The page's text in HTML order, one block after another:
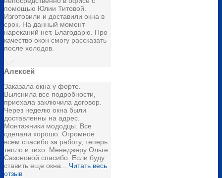
помощью Юлии Титовой.
Изготовили и доставили окна в
срок. На данный момент
нареканий нет. Благодарю. Про
качество окон смогу рассказать
после холодов.
Алексей
Заказала окна у форте.
Выяснила все подробности,
приехала заключила договор.
Через неделю окна были
доставленны на адрес.
Монтажники мододцы. Все
сделали хорошо. Огромное
всем спасибо за работу, теперь
тепло и тихо. Менеджеру Ольге
Сазоновой спасибо. Если буду
ставить еще окна... Читать весь
отзыв